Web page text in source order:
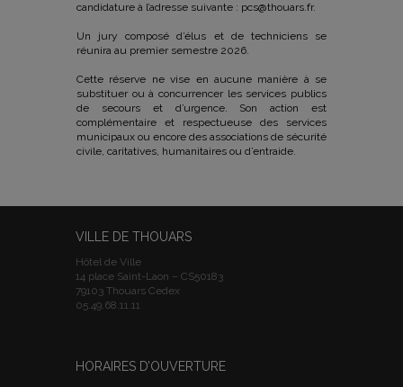
candidature à l’adresse suivante : pcs@thouars.fr.
Un jury composé d’élus et de techniciens se
réunira au premier semestre 2026.
Cette réserve ne vise en aucune manière à se
substituer ou à concurrencer les services publics
de secours et d’urgence. Son action est
complémentaire et respectueuse des services
municipaux ou encore des associations de sécurité
civile, caritatives, humanitaires ou d’entraide.
VILLE DE THOUARS
Hôtel de Ville
14 place Saint-Laon – CS50183
79103 Thouars Cedex
05.49.68.11.11
HORAIRES D’OUVERTURE